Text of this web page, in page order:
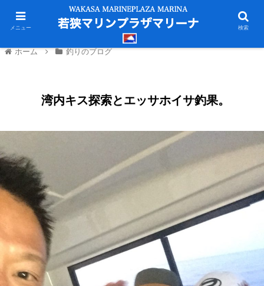
ホーム 釣りのブログ
湾内キス探索とエッサホイサ釣果。
メニュー 検索